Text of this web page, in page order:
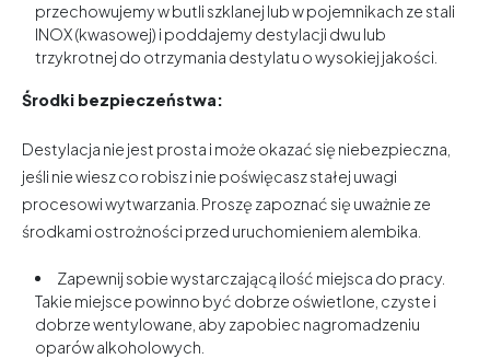
przechowujemy w butli szklanej lub w pojemnikach ze stali
INOX (kwasowej) i poddajemy destylacji dwu lub
trzykrotnej do otrzymania destylatu o wysokiej jakości.
Środki bezpieczeństwa:
Destylacja nie jest prosta i może okazać się niebezpieczna,
jeśli nie wiesz co robisz i nie poświęcasz stałej uwagi
procesowi wytwarzania. Proszę zapoznać się uważnie ze
środkami ostrożności przed uruchomieniem alembika.
Zapewnij sobie wystarczającą ilość miejsca do pracy.
Takie miejsce powinno być dobrze oświetlone, czyste i
dobrze wentylowane, aby zapobiec nagromadzeniu
oparów alkoholowych.